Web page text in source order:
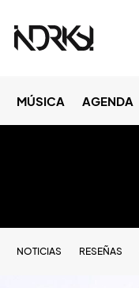
MÚSICA AGENDA
NOTICIAS RESEÑAS